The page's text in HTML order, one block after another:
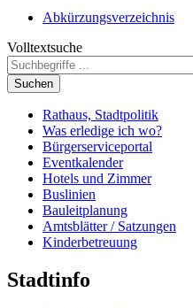
Abkürzungsverzeichnis
Volltextsuche
Suchen
Rathaus, Stadtpolitik
Was erledige ich wo?
Bürgerserviceportal
Eventkalender
Hotels und Zimmer
Buslinien
Bauleitplanung
Amtsblätter / Satzungen
Kinderbetreuung
Stadtinfo